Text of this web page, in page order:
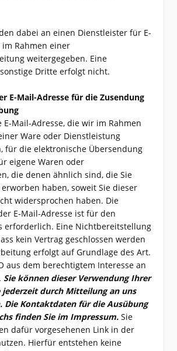
dabei an einen Dienstleister für E-
Rahmen einer
weitergegeben. Eine
Dritte erfolgt nicht.
E-Mail-Adresse für die Zusendung
Mail-Adresse, die wir im Rahmen
Ware oder Dienstleistung
für die elektronische Übersendung
eigene Waren oder
die denen ähnlich sind, die Sie
haben, soweit Sie dieser
widersprochen haben. Die
E-Mail-Adresse ist für den
erforderlich. Eine Nichtbereitstellung
kein Vertrag geschlossen werden
erfolgt auf Grundlage des Art.
aus dem berechtigtem Interesse an
Sie können dieser Verwendung Ihrer
jederzeit durch Mitteilung an uns
Die Kontaktdaten für die Ausübung
finden Sie im Impressum. Sie
dafür vorgesehenen Link in der
Hierfür entstehen keine